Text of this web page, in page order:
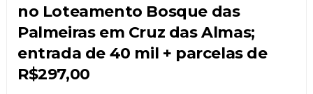
no Loteamento Bosque das
Palmeiras em Cruz das Almas;
entrada de 40 mil + parcelas de
R$297,00